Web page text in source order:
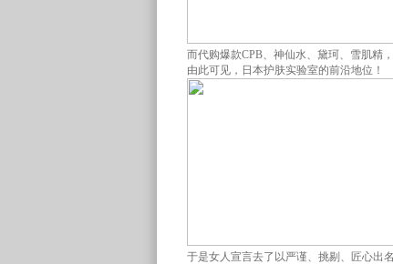
而代购爆款CPB、神仙水、黛珂、雪肌精
由此可见，日本护肤实验室的前沿地位！
于是女人宣言去了以严谨、挑剔、匠心出